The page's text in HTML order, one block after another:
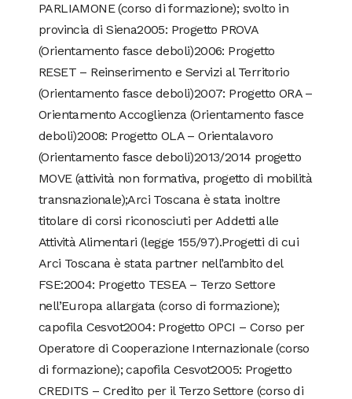
PARLIAMONE (corso di formazione); svolto in
provincia di Siena2005: Progetto PROVA
(Orientamento fasce deboli)2006: Progetto
RESET – Reinserimento e Servizi al Territorio
(Orientamento fasce deboli)2007: Progetto ORA –
Orientamento Accoglienza (Orientamento fasce
deboli)2008: Progetto OLA – Orientalavoro
(Orientamento fasce deboli)2013/2014 progetto
MOVE (attività non formativa, progetto di mobilità
transnazionale);Arci Toscana è stata inoltre
titolare di corsi riconosciuti per Addetti alle
Attività Alimentari (legge 155/97).Progetti di cui
Arci Toscana è stata partner nell’ambito del
FSE:2004: Progetto TESEA – Terzo Settore
nell’Europa allargata (corso di formazione);
capofila Cesvot2004: Progetto OPCI – Corso per
Operatore di Cooperazione Internazionale (corso
di formazione); capofila Cesvot2005: Progetto
CREDITS – Credito per il Terzo Settore (corso di